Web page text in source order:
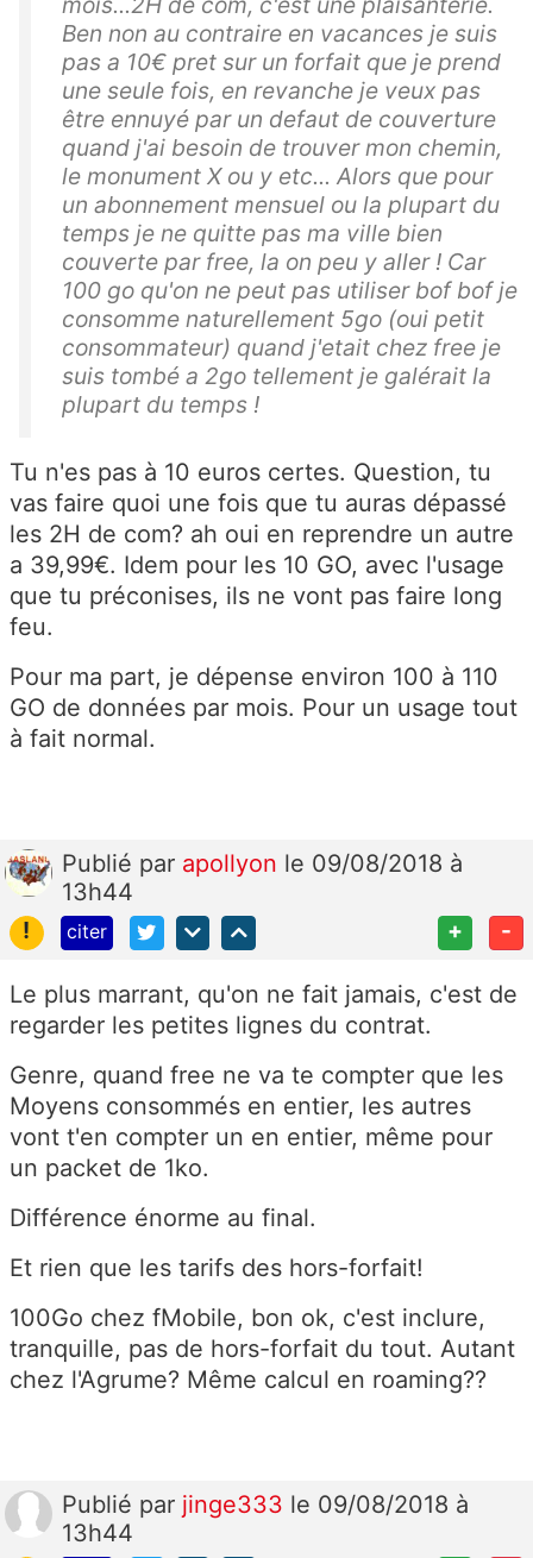
Ben non au contraire en vacances je suis
pas a 10€ pret sur un forfait que je prend
une seule fois, en revanche je veux pas
être ennuyé par un defaut de couverture
quand j'ai besoin de trouver mon chemin,
le monument X ou y etc... Alors que pour
un abonnement mensuel ou la plupart du
temps je ne quitte pas ma ville bien
couverte par free, la on peu y aller ! Car
100 go qu'on ne peut pas utiliser bof bof je
consomme naturellement 5go (oui petit
consommateur) quand j'etait chez free je
suis tombé a 2go tellement je galérait la
plupart du temps !
Tu n'es pas à 10 euros certes. Question, tu
vas faire quoi une fois que tu auras dépassé
les 2H de com? ah oui en reprendre un autre
a 39,99€. Idem pour les 10 GO, avec l'usage
que tu préconises, ils ne vont pas faire long
feu.
Pour ma part, je dépense environ 100 à 110
GO de données par mois. Pour un usage tout
à fait normal.
Publié par apollyon le 09/08/2018 à
13h44
!
citer + -
Le plus marrant, qu'on ne fait jamais, c'est de
regarder les petites lignes du contrat.
Genre, quand free ne va te compter que les
Moyens consommés en entier, les autres
vont t'en compter un en entier, même pour
un packet de 1ko.
Différence énorme au final.
Et rien que les tarifs des hors-forfait!
100Go chez fMobile, bon ok, c'est inclure,
tranquille, pas de hors-forfait du tout. Autant
chez l'Agrume? Même calcul en roaming??
Publié par jinge333 le 09/08/2018 à
13h44